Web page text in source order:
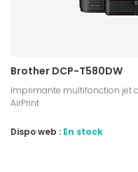
Brother DCP-T580DW
Imprimante multifonction jet
AirPrint
Dispo web : En stock